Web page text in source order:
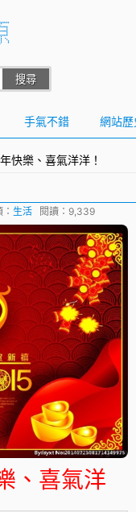
手氣不錯 網站歷
快樂、喜氣洋洋！
生活 閱讀：9,339
、喜氣洋